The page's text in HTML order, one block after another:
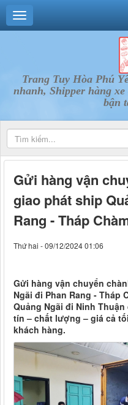
Trang Tuy Hòa Phú
nhanh, Shipper hàng
bận
Gửi hàng vận
giao phát ship
Rang - Tháp
Thứ hai - 09/12/2024 01:06
Gửi hàng vận chuyển
Ngãi đi Phan Rang - Tháp
Quảng Ngãi đi Ninh
tín – chất lượng – giá cả
khách hàng.